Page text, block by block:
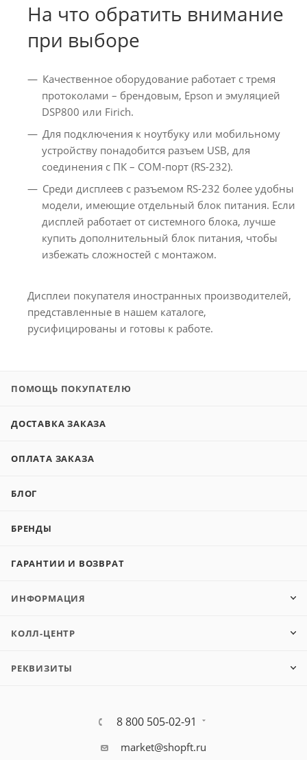
На что обратить внимание
при выборе
Качественное оборудование работает с тремя
протоколами – брендовым, Epson и эмуляцией
DSP800 или Firich.
Для подключения к ноутбуку или мобильному
устройству понадобится разъем USB, для
соединения с ПК – COM-порт (RS-232).
Среди дисплеев с разъемом RS-232 более удобны
модели, имеющие отдельный блок питания. Если
дисплей работает от системного блока, лучше
купить дополнительный блок питания, чтобы
избежать сложностей с монтажом.
Дисплеи покупателя иностранных производителей,
представленные в нашем каталоге,
русифицированы и готовы к работе.
ПОМОЩЬ ПОКУПАТЕЛЮ
ДОСТАВКА ЗАКАЗА
ОПЛАТА ЗАКАЗА
БЛОГ
БРЕНДЫ
ГАРАНТИИ И ВОЗВРАТ
ИНФОРМАЦИЯ
КОЛЛ-ЦЕНТР
РЕКВИЗИТЫ
8 800 505-02-91
market@shopft.ru